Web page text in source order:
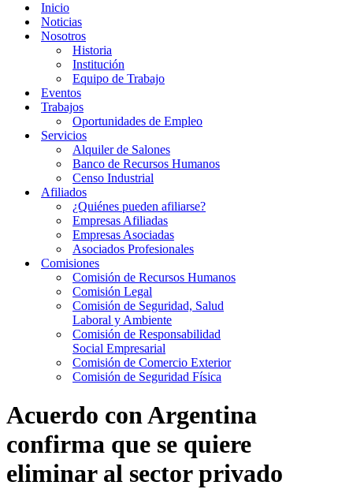
Inicio
Noticias
Nosotros
Historia
Institución
Equipo de Trabajo
Eventos
Trabajos
Oportunidades de Empleo
Servicios
Alquiler de Salones
Banco de Recursos Humanos
Censo Industrial
Afiliados
¿Quiénes pueden afiliarse?
Empresas Afiliadas
Empresas Asociadas
Asociados Profesionales
Comisiones
Comisión de Recursos Humanos
Comisión Legal
Comisión de Seguridad, Salud
Laboral y Ambiente
Comisión de Responsabilidad
Social Empresarial
Comisión de Comercio Exterior
Comisión de Seguridad Física
Acuerdo con Argentina
confirma que se quiere
eliminar al sector privado